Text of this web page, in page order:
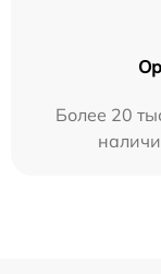
Более 20